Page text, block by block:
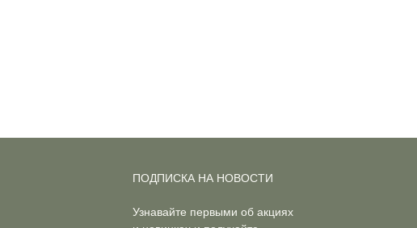
Узнавайте первыми об акциях
ПОДПИСКА НА НОВОСТИ